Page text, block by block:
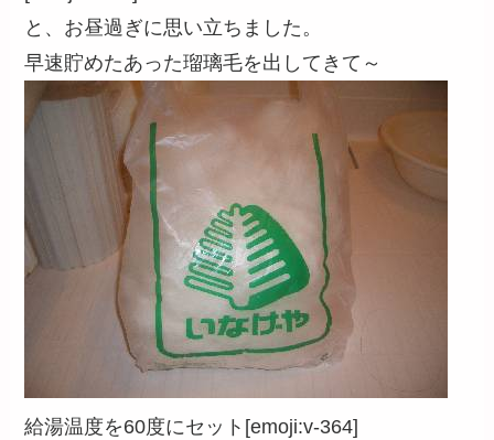
と、お昼過ぎに思い立ちました。
早速貯めたあった瑠璃毛を出してきて～
給湯温度を60度にセット[emoji:v-364]